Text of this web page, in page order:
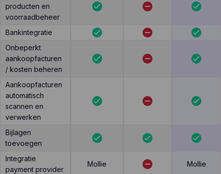
producten en
voorraadbeheer
Bankintegratie
Onbeperkt
aankoopfacturen
/ kosten beheren
Aankoopfacturen
automatisch
scannen en
verwerken
Bijlagen
toevoegen
Integratie
payment provider
Mollie Mollie